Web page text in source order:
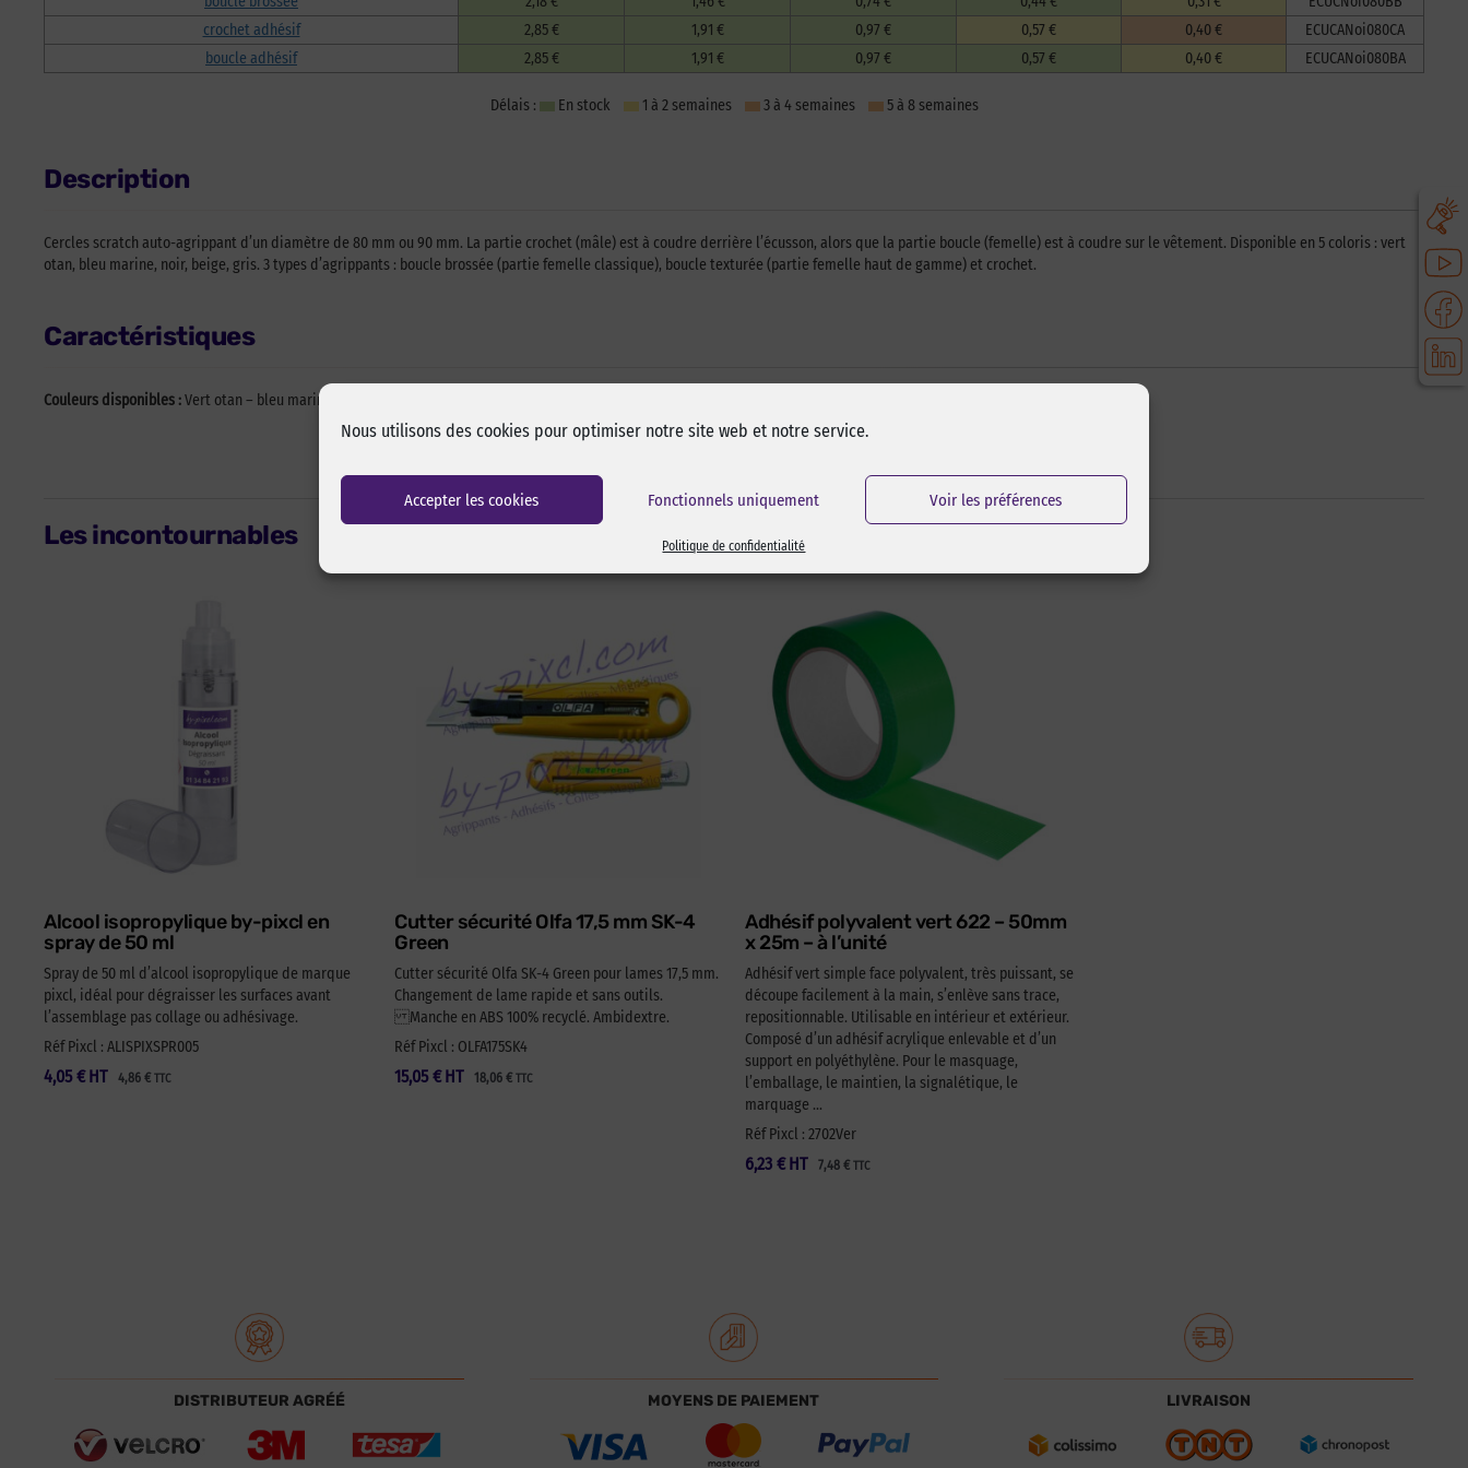
Nous utilisons des cookies pour optimiser notre site web et notre service.
Accepter les cookies Fonctionnels uniquement Voir les préférences
Politique de confidentialité
crochet adhésif
2,85 € 1,91 € 0,97 € 0,57 € 0,40 €
ECUCANoi080CA
boucle adhésif
2,85 € 1,91 € 0,97 € 0,57 € 0,40 € ECUCANoi080BA
Délais : En stock 1 à 2 semaines 3 à 4 semaines 5 à 8 semaines
Description
Cercles scratch auto-agrippant d’un diamètre de 80 mm ou 90 mm. La partie crochet (mâle) est à coudre derrière l’écusson, alors que la partie boucle (femelle) est à coudre sur le vêtement. Disponible en 5 coloris : vert
otan, bleu marine, noir, beige, gris. 3 types d’agrippants : boucle brossée (partie femelle classique), boucle texturée (partie femelle haut de gamme) et crochet.
Caractéristiques
Couleurs disponibles :Vert otan – bleu marine – noir – beige – Gris
Les incontournables
Alcool isopropylique by-pixcl en
spray de 50 ml
Spray de 50 ml d’alcool isopropylique de marque
pixcl, idéal pour dégraisser les surfaces avant
l’assemblage pas collage ou adhésivage.
Réf Pixcl : ALISPIXSPR005
4,05 € 4,86 € TTC
HT
Cutter sécurité Olfa 17,5 mm SK-4
Green
Cutter sécurité Olfa SK-4 Green pour lames 17,5 mm.
Changement de lame rapide et sans outils.
Manche en ABS 100% recyclé. Ambidextre.
Réf Pixcl : OLFA175SK4
15,05 € 18,06 € TTC
HT
Adhésif polyvalent vert 622 – 50mm
x 25m – à l’unité
Adhésif vert simple face polyvalent, très puissant, se
découpe facilement à la main, s’enlève sans trace,
repositionnable. Utilisable en intérieur et extérieur.
Composé d’un adhésif acrylique enlevable et d’un
support en polyéthylène. Pour le masquage,
l’emballage, le maintien, la signalétique, le
marquage …
Réf Pixcl : 2702Ver
6,23 € 7,48 € TTC
HT
DISTRIBUTEUR AGRÉÉ MOYENS DE PAIEMENT LIVRAISON